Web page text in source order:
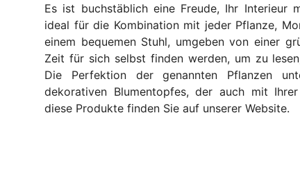
Es ist buchstäblich eine Freude, Ihr Interieur
ideal für die Kombination mit jeder Pflanze,
einem bequemen Stuhl, umgeben von einer
Zeit für sich selbst finden werden, um zu
Die Perfektion der genannten Pflanzen
dekorativen Blumentopfes, der auch mit
diese Produkte finden Sie auf unserer Website.